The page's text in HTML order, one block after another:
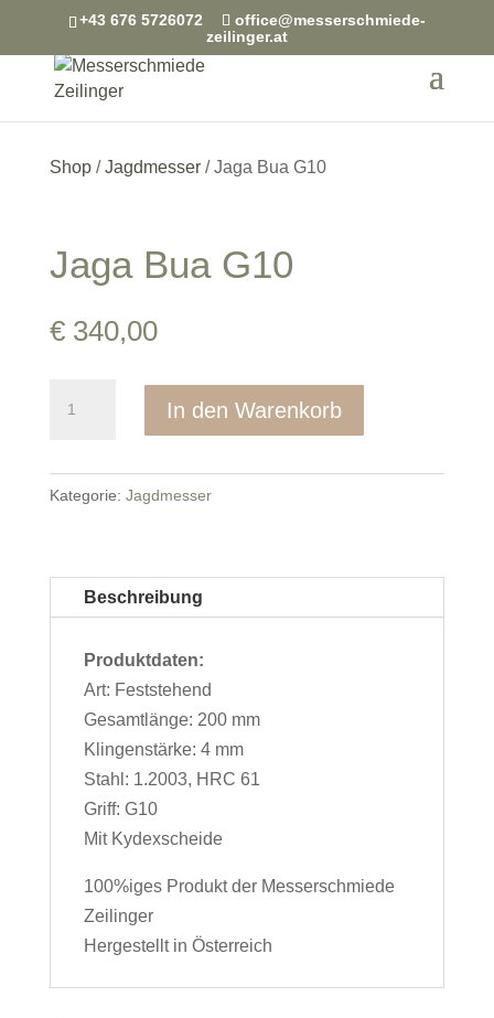
+43 676 5726072
office@messerschmiede-
zeilinger.at
Shop/Jagdmesser/ Jaga Bua G10
Jaga Bua G10
€340,00
In den Warenkorb
Kategorie: Jagdmesser
Beschreibung
Produktdaten:
Art: Feststehend
Gesamtlänge: 200 mm
Klingenstärke: 4 mm
Stahl: 1.2003, HRC 61
Griff: G10
Mit Kydexscheide
100%iges Produkt der Messerschmiede
Zeilinger
Hergestellt in Österreich